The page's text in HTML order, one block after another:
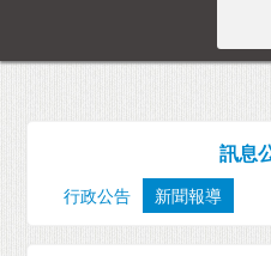
訊息
行政公告 新聞報導